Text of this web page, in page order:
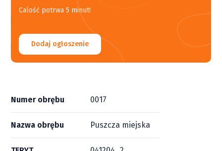
Calość potrwa 5 minut!
Dodaj ogłoszenie
Numer obrębu 0017
Nazwa obrębu Puszcza miejska